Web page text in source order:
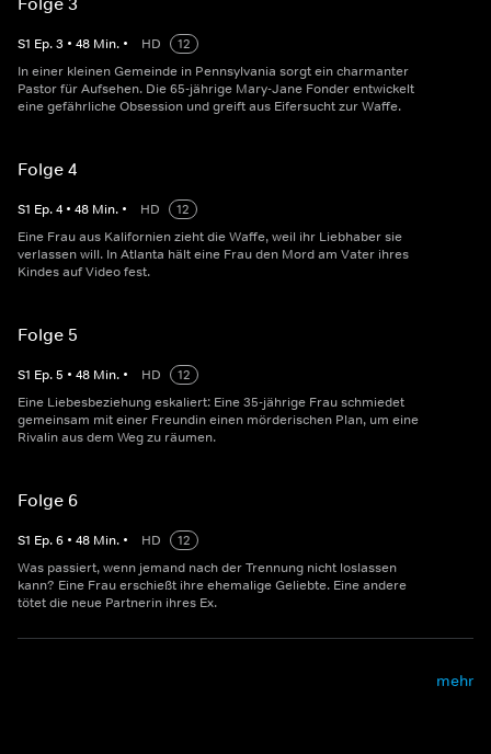
S1 Ep.3 • 48 Min. • HD
12
In einer kleinen Gemeinde in Pennsylvania sorgt ein charmanter
Pastor für Aufsehen. Die 65-jährige Mary-Jane Fonder entwickelt
eine gefährliche Obsession und greift aus Eifersucht zur Waffe.
Folge 4
S1 Ep.4 • 48 Min. • HD
12
Eine Frau aus Kalifornien zieht die Waffe, weil ihr Liebhaber sie
verlassen will. In Atlanta hält eine Frau den Mord am Vater ihres
Kindes auf Video fest.
Folge 5
S1 Ep.5 • 48 Min. • HD
12
Eine Liebesbeziehung eskaliert: Eine 35-jährige Frau schmiedet
gemeinsam mit einer Freundin einen mörderischen Plan, um eine
Rivalin aus dem Weg zu räumen.
Folge 6
S1 Ep.6 • 48 Min. • HD
12
Was passiert, wenn jemand nach der Trennung nicht loslassen
kann? Eine Frau erschießt ihre ehemalige Geliebte. Eine andere
tötet die neue Partnerin ihres Ex.
mehr